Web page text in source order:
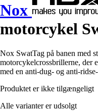
Nox
motorcykel
Nox SwatTag på banen med
motorcykelcrossbrillerne, der
med en anti-dug- og anti-
Produktet er ikke tilgængeligt
Alle varianter er udsolgt